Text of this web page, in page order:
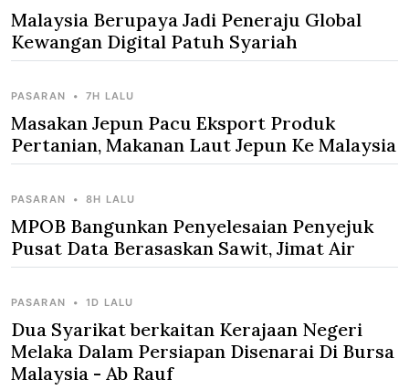
Malaysia Berupaya Jadi Peneraju Global
Kewangan Digital Patuh Syariah
PASARAN • 7H LALU
Masakan Jepun Pacu Eksport Produk
Pertanian, Makanan Laut Jepun Ke Malaysia
PASARAN • 8H LALU
MPOB Bangunkan Penyelesaian Penyejuk
Pusat Data Berasaskan Sawit, Jimat Air
PASARAN • 1D LALU
Dua Syarikat berkaitan Kerajaan Negeri
Melaka Dalam Persiapan Disenarai Di Bursa
Malaysia - Ab Rauf